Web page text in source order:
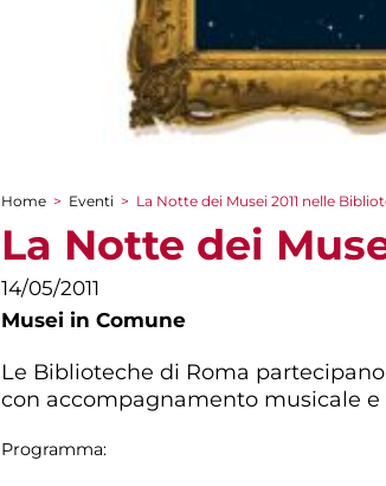
Tu sei qui
Home > Eventi > La Notte dei Musei 2011 nelle
La Notte dei
14/05/2011
Musei in Comune
Le Biblioteche di Roma
con accompagnamento musicale e
Programma: